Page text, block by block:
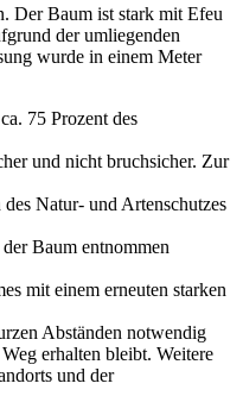
Der Baum ist stark mit Efeu
der umliegenden
wurde in einem Meter
75 Prozent des
und nicht bruchsicher. Zur
Natur- und Artenschutzes
Baum entnommen
mit einem erneuten starken
Abständen notwendig
erhalten bleibt. Weitere
und der